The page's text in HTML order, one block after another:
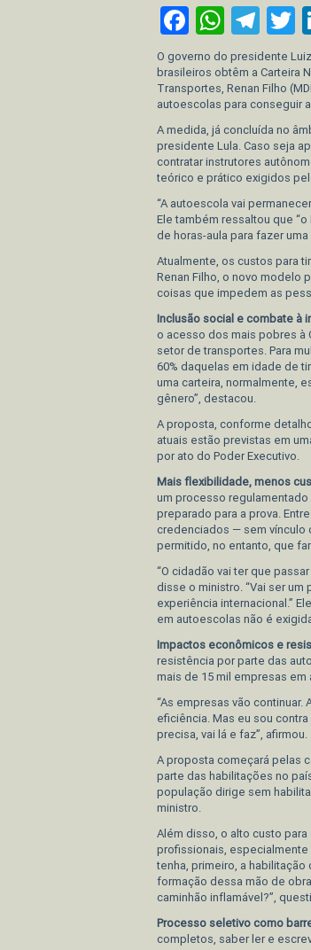
Facebook
O governo do presidente
brasileiros obtêm a Carteira
Transportes, Renan Filho
autoescolas para conseguir
A medida, já concluída no
presidente Lula. Caso seja
contratar instrutores
teórico e prático exigidos
“A autoescola vai
Ele também ressaltou que
de horas-aula para fazer uma
Atualmente, os custos para
Renan Filho, o novo modelo
coisas que impedem as
Inclusão social e combate à
o acesso dos mais pobres à
setor de transportes. Para
60% daquelas em idade de
uma carteira, normalmente,
gênero”, destacou.
A proposta, conforme
atuais estão previstas em
por ato do Poder Executivo.
Mais flexibilidade, menos
um processo
preparado para a prova.
credenciados — sem vínculo
permitido, no entanto, que
“O cidadão vai ter que
disse o ministro. “Vai ser
experiência internacional.”
em autoescolas não é
Impactos econômicos e
resistência por parte das
mais de 15 mil empresas
“As empresas vão
eficiência. Mas eu sou
precisa, vai lá e faz”, afirmou.
A proposta começará pelas
parte das habilitações no
população dirige sem
ministro.
Além disso, o alto custo
profissionais,
tenha, primeiro, a
formação dessa mão de
caminhão inflamável?”,
Processo seletivo como
completos, saber ler e